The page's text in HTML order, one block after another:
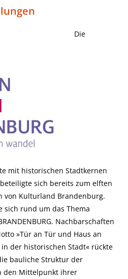
Die
mit historischen Stadtkernen
sich bereits zum elften
von Kulturland Brandenburg.
sich rund um das Thema
Nachbarschaften
»Tür an Tür und Haus an
der historischen Stadt« rückte
bauliche Struktur der
den Mittelpunkt ihrer